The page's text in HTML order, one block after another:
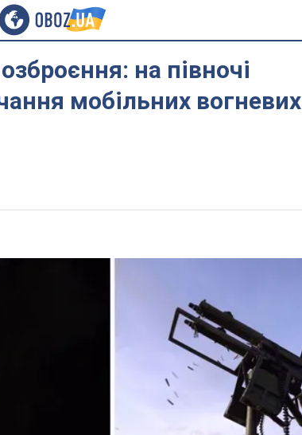
на півночі
мобільних вогневих